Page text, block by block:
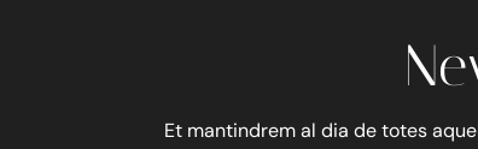
Et mantindrem al dia de totes